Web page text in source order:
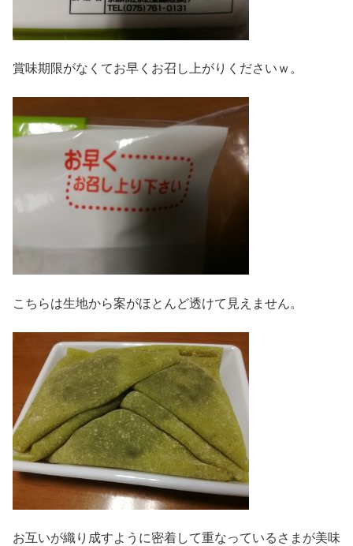
賞味期限がなくてお早くお召し上がりくださいｗ。
こちらは生地から案がほとんど透けて見えません。
お互いが織り成すように密着して重なっているさまが美味